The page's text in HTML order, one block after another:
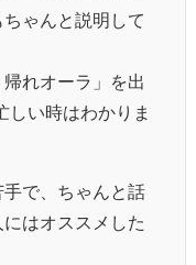
ゃんと説明して
れオーラ」を出
しい時はわかりま
で、ちゃんと話
はオススメした